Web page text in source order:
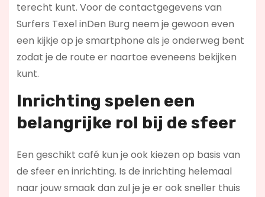
terecht kunt. Voor de contactgegevens van
Surfers Texel inDen Burg neem je gewoon even
een kijkje op je smartphone als je onderweg bent
zodat je de route er naartoe eveneens bekijken
kunt.
Inrichting spelen een
belangrijke rol bij de sfeer
Een geschikt café kun je ook kiezen op basis van
de sfeer en inrichting. Is de inrichting helemaal
naar jouw smaak dan zul je je er ook sneller thuis